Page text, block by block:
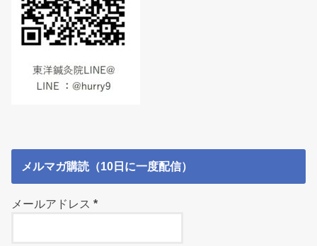
メルマガ購読（10日に一度配信）
メールアドレス*